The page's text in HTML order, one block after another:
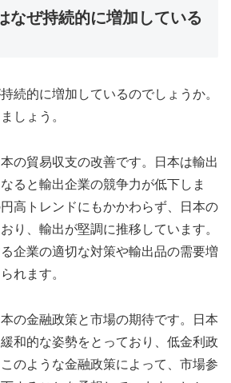
なぜ持続的に増加している
続的に増加しているのでしょうか。
しょう。
の貿易収支の改善です。日本は輸出
ると輸出企業の競争力が低下しま
高トレンドにもかかわらず、日本の
り、輸出が堅調に推移しています。
企業の適切な対策や輸出品の需要増
れます。
の金融政策と市場の期待です。日本
和的な姿勢をとっており、低金利政
のような金融政策によって、市場参